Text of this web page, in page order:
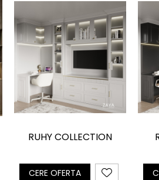
RUHY COLLECTION
CERE OFERTA